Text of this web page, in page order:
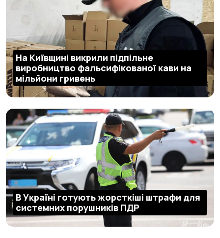
На Київщині викрили підпільне
виробництво фальсифікованої кави на
мільйони гривень
В Україні готують жорсткіші штрафи для
системних порушників ПДР